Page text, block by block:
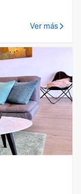
Ver más